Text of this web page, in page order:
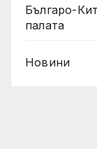
Българо-
палaта
Новини